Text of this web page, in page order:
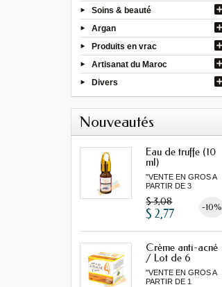
Soins & beauté
Argan
Produits en vrac
Artisanat du Maroc
Divers
Nouveautés
Eau de truffe (10
ml)
"VENTE EN GROS A
PARTIR DE 3
$ 3,08 -10%
$ 2,77
Crème anti-acné
/ Lot de 6
"VENTE EN GROS A
PARTIR DE 1